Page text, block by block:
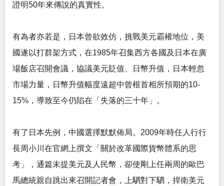
證明50年來傳說的真實性。
有為者亦若是，日本曾欲效仿，挑戰美元霸權地位，美
國遂以打群架方式，在1985年召集西方各國及日本在廣
場飯店召開會議，協議美元貶值、日幣升值，日本輕忽
市場力量，日幣升值幅度遠超中曾根首相所預期的10-
15%，導致至今仍陷在「失落的三十年」。
有了日本先例，中國選擇默默佈局。2009年時任人行行
長周小川在官網上撰文「關於改革國際貨幣體系的思
考」，通篇未提美元及人民幣，卻使剛上任兩周的歐巴
馬總統親自跳出來召開記者會，上駟對下駟，捍衛美元